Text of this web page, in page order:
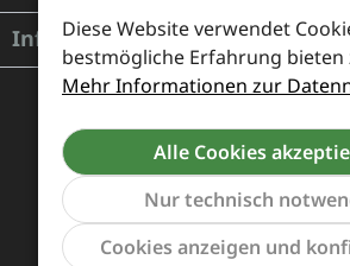
Informationen
Diese Website verwendet
bestmögliche Erfahrung bieten
Mehr Informationen zur
Alle Cookies
Nur technisch
Cookies anzeigen und